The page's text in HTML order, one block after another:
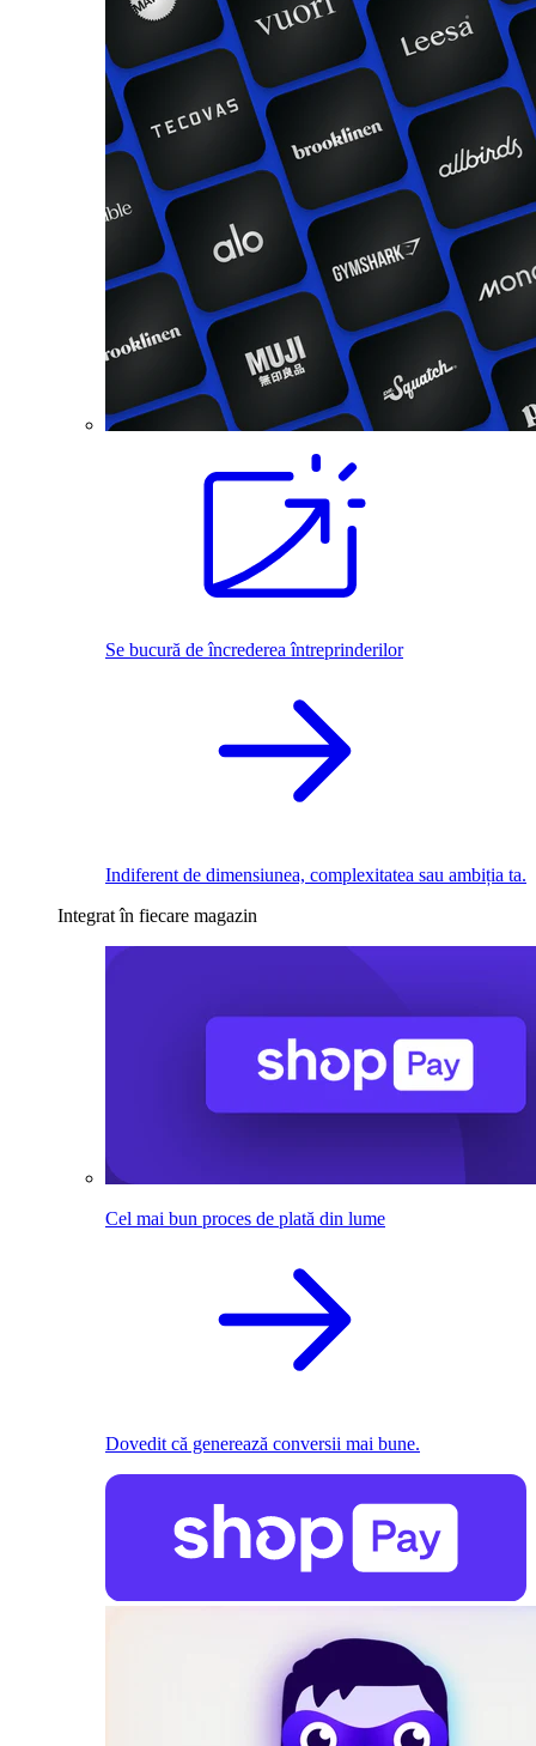
Se bucură de încrederea întreprinderilor
Indiferent de dimensiunea, complexitatea sau ambiția ta.
Integrat în fiecare magazin
Cel mai bun proces de plată din lume
Dovedit că generează conversii mai bune.